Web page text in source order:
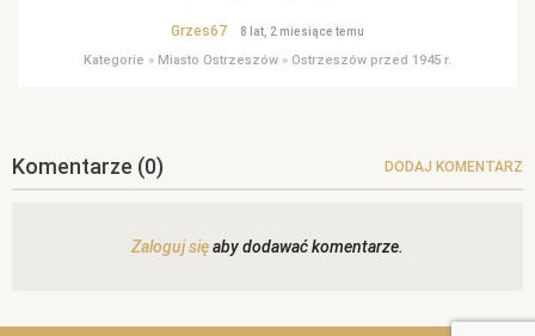
Grzes67 8 lat, 2 miesiące temu
Kategorie » Miasto Ostrzeszów » Ostrzeszów przed 1945 r.
Komentarze (0) DODAJ KOMENTARZ
Zaloguj sięaby dodawać komentarze.